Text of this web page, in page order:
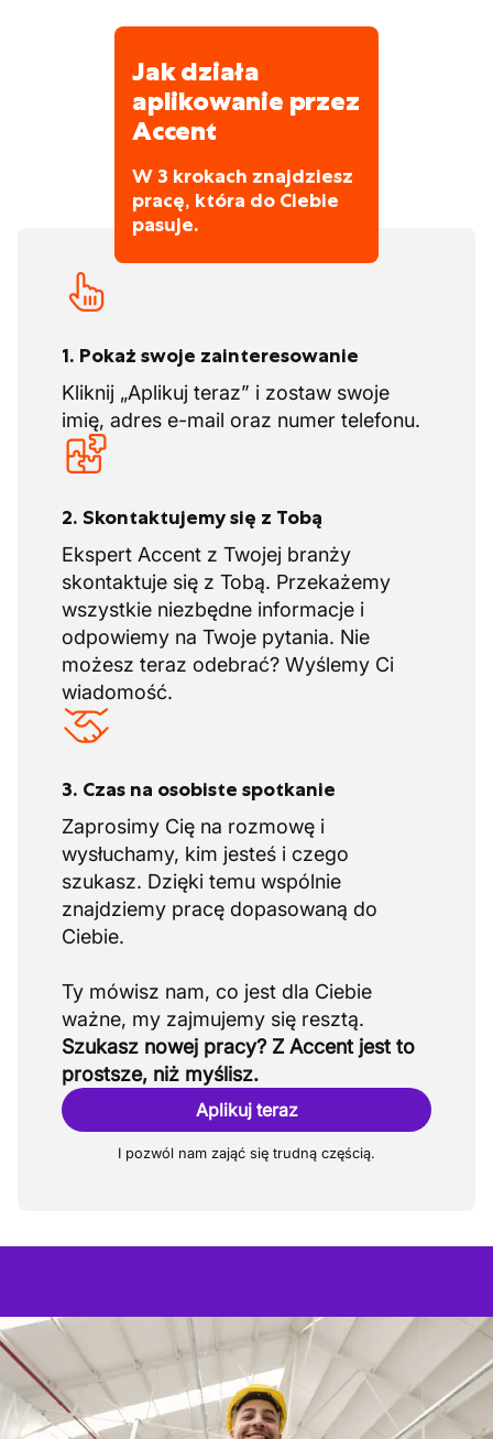
Jak działa
aplikowanie przez
Accent
W 3 krokach znajdziesz
pracę, która do Ciebie
pasuje.
1. Pokaż swoje zainteresowanie
Kliknij „Aplikuj teraz” i zostaw swoje
imię, adres e-mail oraz numer telefonu.
2. Skontaktujemy się z Tobą
Ekspert Accent z Twojej branży
skontaktuje się z Tobą. Przekażemy
wszystkie niezbędne informacje i
odpowiemy na Twoje pytania. Nie
możesz teraz odebrać? Wyślemy Ci
wiadomość.
3. Czas na osobiste spotkanie
Zaprosimy Cię na rozmowę i
wysłuchamy, kim jesteś i czego
szukasz. Dzięki temu wspólnie
znajdziemy pracę dopasowaną do
Ciebie.
Ty mówisz nam, co jest dla Ciebie
Szukasz nowej pracy? Z Accent jest to
prostsze, niż myślisz.
Aplikuj teraz
I pozwól nam zająć się trudną częścią.